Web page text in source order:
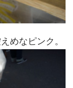
めなピンク。